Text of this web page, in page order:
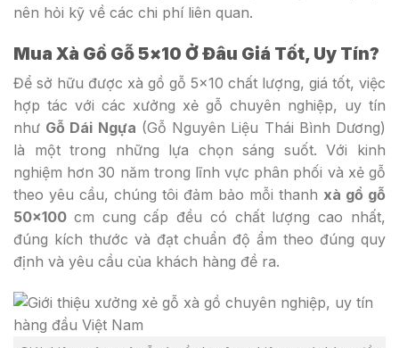
nên hỏi kỹ về các chi phí liên quan.
Mua Xà Gồ Gỗ 5×10 Ở Đâu Giá Tốt, Uy Tín?
Để sở hữu được xà gồ gỗ 5×10 chất lượng, giá tốt, việc
hợp tác với các xưởng xẻ gỗ chuyên nghiệp, uy tín
như Gỗ Dái Ngựa (Gỗ Nguyên Liệu Thái Bình Dương)
là một trong những lựa chọn sáng suốt. Với kinh
nghiệm hơn 30 năm trong lĩnh vực phân phối và xẻ gỗ
theo yêu cầu, chúng tôi đảm bảo mỗi thanh xà gồ gỗ
50×100 cm cung cấp đều có chất lượng cao nhất,
đúng kích thước và đạt chuẩn độ ẩm theo đúng quy
định và yêu cầu của khách hàng đề ra.